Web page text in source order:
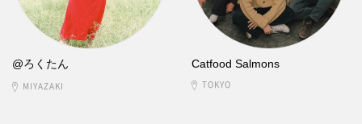
@ろくたん
MIYAZAKI
Catfood Salmons
TOKYO